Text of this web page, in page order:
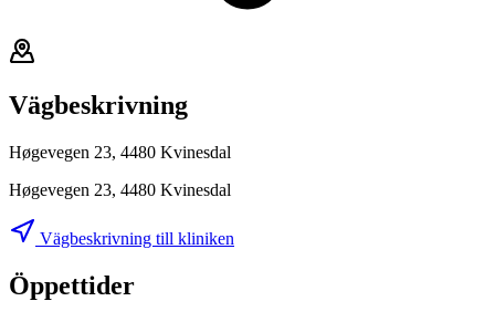
Vägbeskrivning
Høgevegen 23, 4480 Kvinesdal
Høgevegen 23, 4480 Kvinesdal
Vägbeskrivning till kliniken
Öppettider